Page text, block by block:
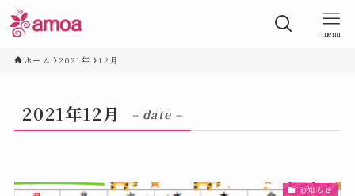
menu
ホーム 2021年 12月
2021年12月 – date –
お知らせ